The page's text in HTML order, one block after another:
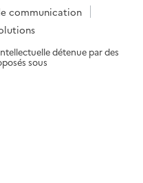
communication
détenue par des
sous